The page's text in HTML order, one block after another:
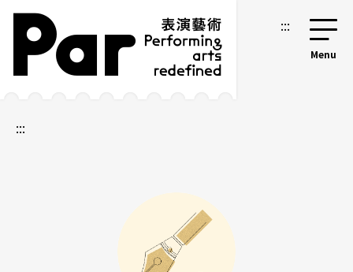
跳到主要內容區塊
網站導覽 :::
:::